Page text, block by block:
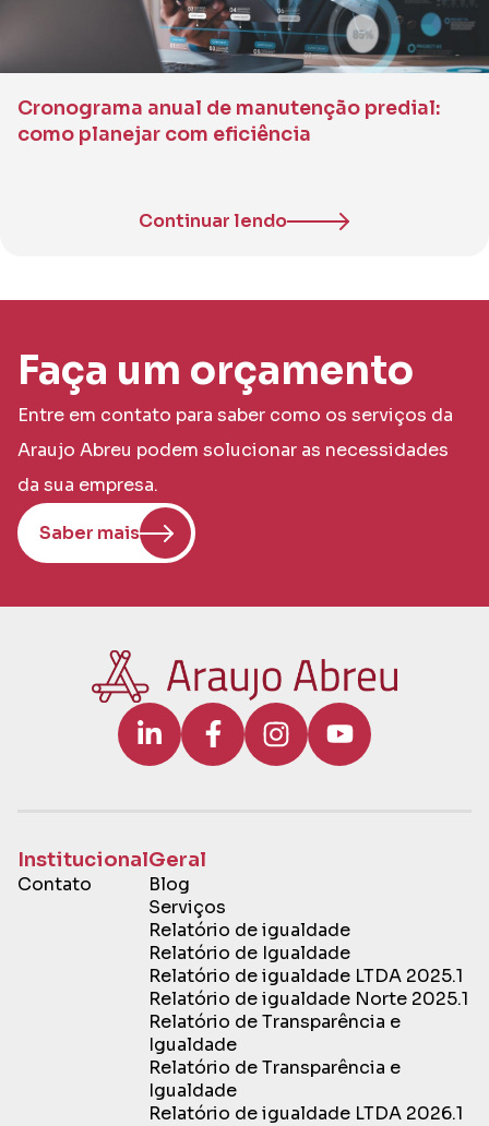
Cronograma anual de manutenção predial:
como planejar com eficiência
Continuar lendo
Faça um orçamento
Entre em contato para saber como os serviços da
Araujo Abreu podem solucionar as necessidades
da sua empresa.
Saber mais
Institucional
Contato
Geral
Blog
Serviços
Relatório de igualdade
Relatório de Igualdade
Relatório de igualdade LTDA 2025.1
Relatório de igualdade Norte 2025.1
Relatório de Transparência e
Igualdade
Relatório de Transparência e
Igualdade
Relatório de igualdade LTDA 2026.1